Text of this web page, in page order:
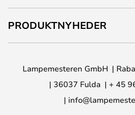
PRODUKTNYHEDER
Lampemesteren GmbH
36037 Fulda
+ 45